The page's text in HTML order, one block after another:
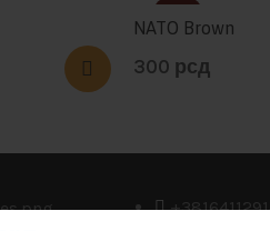
SOLD
NATO Brown
300 рсд